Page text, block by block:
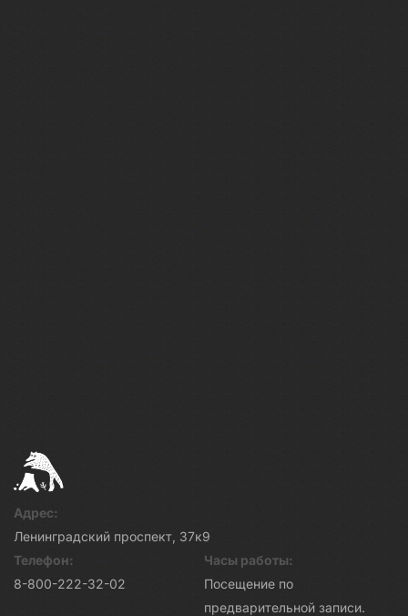
Адрес:
Ленинградский проспект, 37к9
Телефон:
8-800-222-32-02
Часы работы:
Посещение по
предварительной записи.